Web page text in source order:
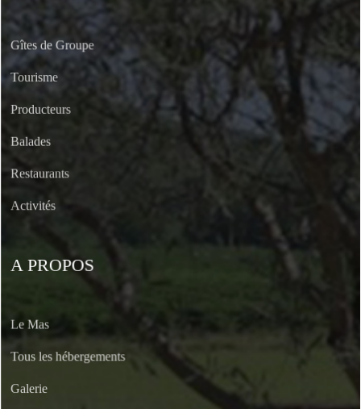
Gîtes de Groupe
Tourisme
Producteurs
Balades
Restaurants
Activités
A PROPOS
Le Mas
Tous les hébergements
Galerie